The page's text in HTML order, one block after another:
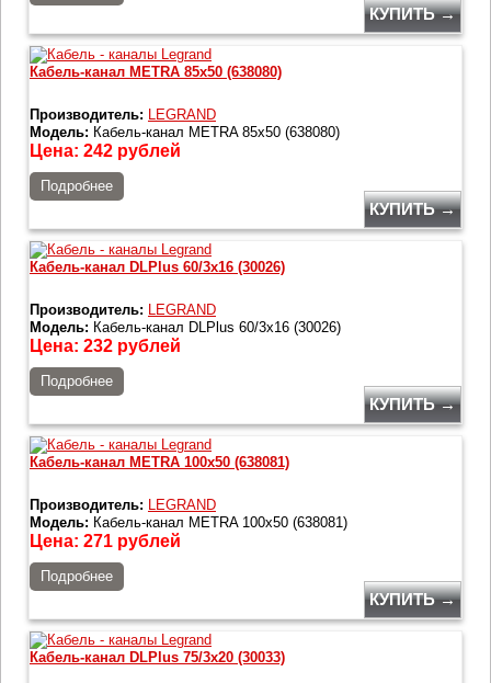
КУПИТЬ →
Кабель-канал METRA 85x50 (638080)
Производитель: LEGRAND
Модель: Кабель-канал METRA 85x50 (638080)
Цена: 242 рублей
Подробнее
КУПИТЬ →
Кабель-канал DLPlus 60/3x16 (30026)
Производитель: LEGRAND
Модель: Кабель-канал DLPlus 60/3x16 (30026)
Цена: 232 рублей
Подробнее
КУПИТЬ →
Кабель-канал METRA 100x50 (638081)
Производитель: LEGRAND
Модель: Кабель-канал METRA 100x50 (638081)
Цена: 271 рублей
Подробнее
КУПИТЬ →
Кабель-канал DLPlus 75/3x20 (30033)